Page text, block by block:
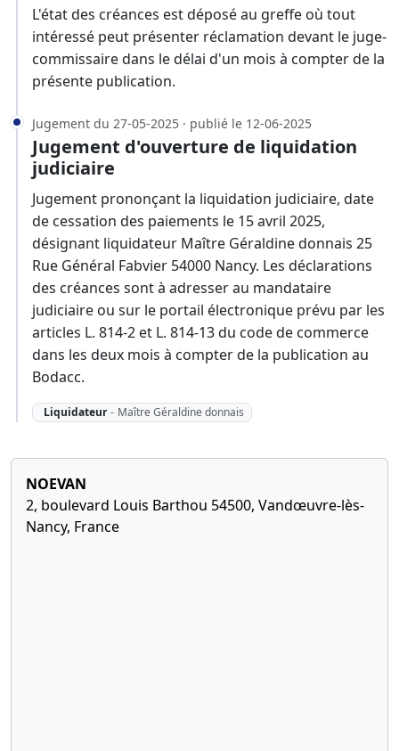
L'état des créances est déposé au greffe où tout
intéressé peut présenter réclamation devant le juge-
commissaire dans le délai d'un mois à compter de la
présente publication.
Jugement du 27-05-2025 · publié le 12-06-2025
Jugement d'ouverture de liquidation
judiciaire
Jugement prononçant la liquidation judiciaire, date
de cessation des paiements le 15 avril 2025,
désignant liquidateur Maître Géraldine donnais 25
Rue Général Fabvier 54000 Nancy. Les déclarations
des créances sont à adresser au mandataire
judiciaire ou sur le portail électronique prévu par les
articles L. 814-2 et L. 814-13 du code de commerce
dans les deux mois à compter de la publication au
Bodacc.
Liquidateur - Maître Géraldine donnais
NOEVAN
2, boulevard Louis Barthou 54500, Vandœuvre-lès-
Nancy, France